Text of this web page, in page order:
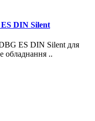
ES DIN Silent
ES DIN Silent для
..